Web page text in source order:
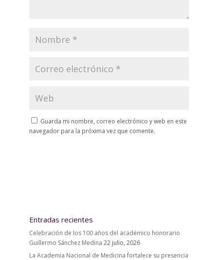
Guarda mi nombre, correo electrónico y web en este
navegador para la próxima vez que comente.
Entradas recientes
Celebración de los 100 años del académico honorario
Guillermo Sánchez Medina 22 julio, 2026
La Academia Nacional de Medicina fortalece su presencia